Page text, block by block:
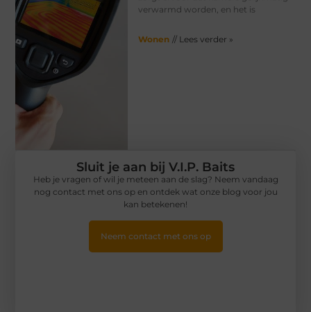
verwarmd worden, en het is
Wonen // Lees verder »
Sluit je aan bij V.I.P. Baits
Heb je vragen of wil je meteen aan de slag? Neem vandaag
nog contact met ons op en ontdek wat onze blog voor jou
kan betekenen!
Neem contact met ons op